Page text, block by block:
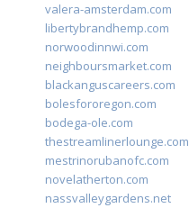
valera-amsterdam.com
libertybrandhemp.com
norwoodinnwi.com
neighboursmarket.com
blackanguscareers.com
bolesfororegon.com
bodega-ole.com
thestreamlinerlounge.com
mestrinorubanofc.com
novelatherton.com
nassvalleygardens.net